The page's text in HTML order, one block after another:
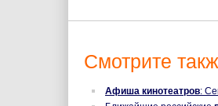
Смотрите
Афиша кинотеатров: